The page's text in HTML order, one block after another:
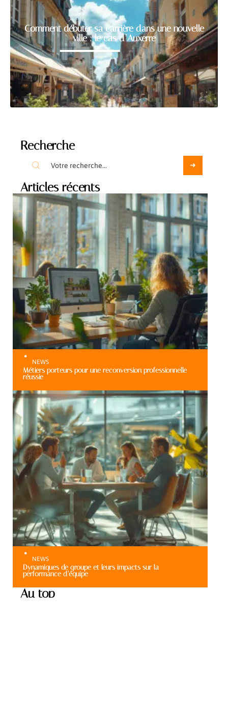
Comment débuter sa carrière dans une nouvelle
ville : le cas d’Auxerre
Recherche
Articles récents
NEWS
Métiers porteurs pour une reconversion professionnelle
réussie
NEWS
Dynamiques de groupe et leurs impacts sur la
performance d’équipe
Au top